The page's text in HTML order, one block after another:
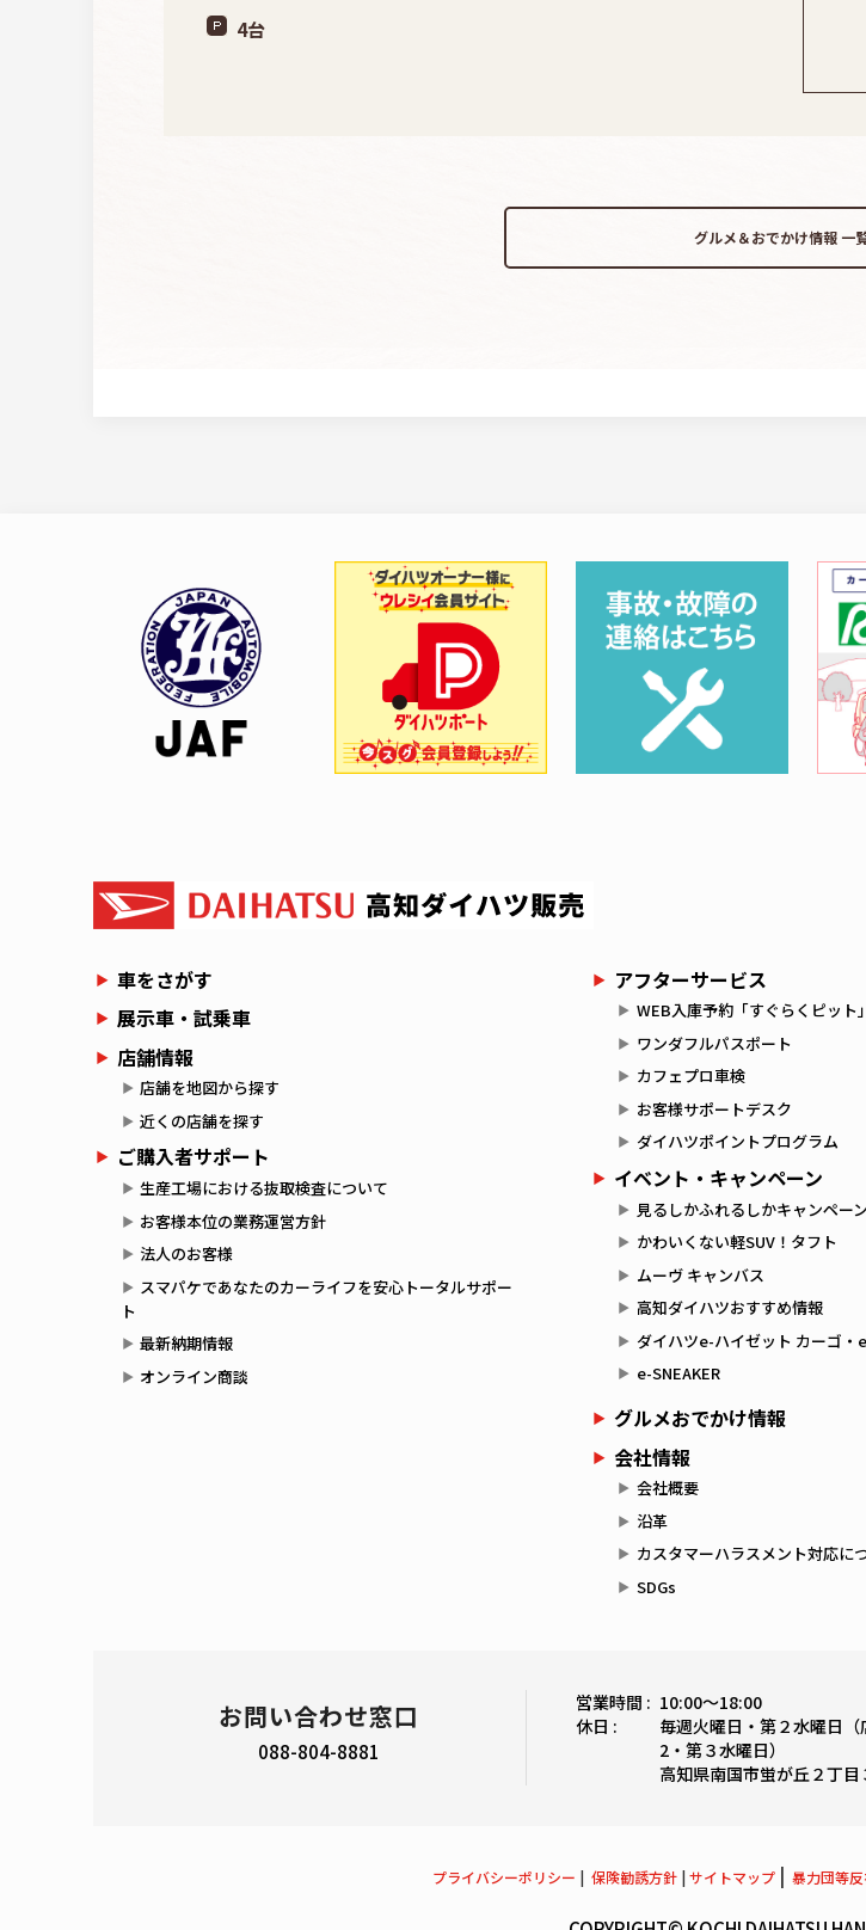
4台
グルメ＆おでかけ情報一
車をさがす
展示車・試乗車
店舗情報
店舗を地図から探す
近くの店舗を探す
ご購入者サポート
生産工場における抜取検査について
お客様本位の業務運営方針
法人のお客様
スマパケであなたのカーライフを安心トータルサポー
ト
最新納期情報
オンライン商談
アフターサービス
WEB入庫予約「すぐらくピット」
ワンダフルパスポート
カフェプロ車検
お客様サポートデスク
ダイハツポイントプログラム
イベント・キャンペーン
見るしかふれるしかキャンペーン
かわいくない軽SUV！タフト
ムーヴ キャンバス
高知ダイハツおすすめ情報
ダイハツe-ハイゼット カーゴ・
e-SNEAKER
グルメおでかけ情報
会社情報
会社概要
沿革
カスタマーハラスメント対応に
SDGs
お問い合わせ窓口
088-804-8881
営業時間 : 10:00〜18:00
休日 :
毎週火曜日・第２水曜日
2・第３水曜日）
高知県南国市蛍が丘２丁目
プライバシーポリシー | 保険勧誘方針|サイトマップ| 暴力団等